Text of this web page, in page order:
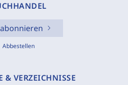
Abbestellen
& VERZEICHNISSE